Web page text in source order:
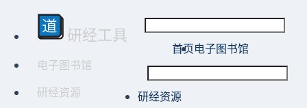
研经工具
电子图书馆
研经资源
首页电子图书馆
研经资源